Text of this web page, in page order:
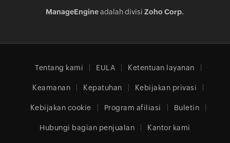
ManageEngineadalah divisiZoho Corp.
Tentang kami EULA Ketentuan layanan
Keamanan Kepatuhan Kebijakan privasi
Kebijakan cookie Program afiliasi Buletin
Hubungi bagian penjualan Kantor kami